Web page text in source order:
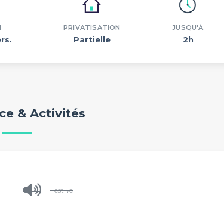
PRIVATISATION
Partielle
JUSQU'À
2h
& Activités
Festive